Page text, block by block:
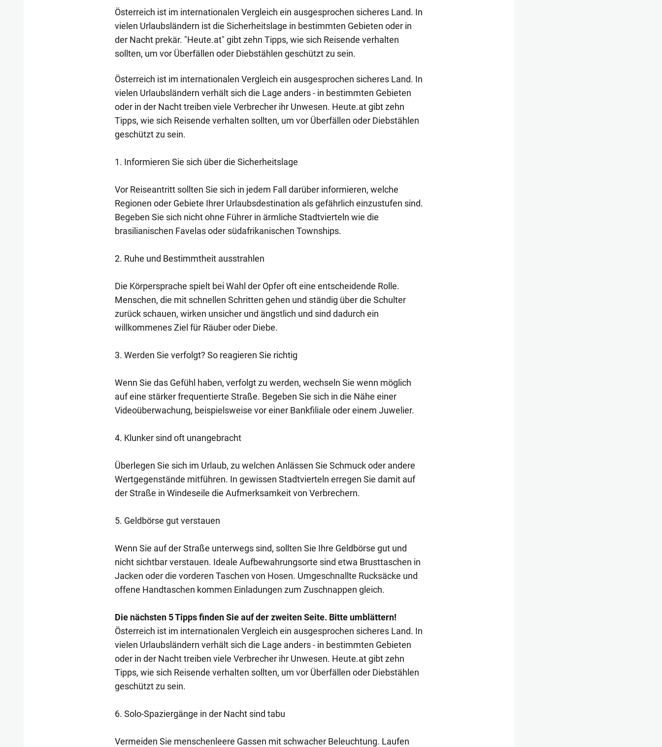
Österreich ist im internationalen Vergleich ein ausgesprochen sicheres Land. In
vielen Urlaubsländern ist die Sicherheitslage in bestimmten Gebieten oder in
der Nacht prekär. "Heute.at" gibt zehn Tipps, wie sich Reisende verhalten
sollten, um vor Überfällen oder Diebstählen geschützt zu sein.
Österreich ist im internationalen Vergleich ein ausgesprochen sicheres Land. In
vielen Urlaubsländern verhält sich die Lage anders - in bestimmten Gebieten
oder in der Nacht treiben viele Verbrecher ihr Unwesen. Heute.at gibt zehn
Tipps, wie sich Reisende verhalten sollten, um vor Überfällen oder Diebstählen
geschützt zu sein.
1. Informieren Sie sich über die Sicherheitslage
Vor Reiseantritt sollten Sie sich in jedem Fall darüber informieren, welche
Regionen oder Gebiete Ihrer Urlaubsdestination als gefährlich einzustufen sind.
Begeben Sie sich nicht ohne Führer in ärmliche Stadtvierteln wie die
brasilianischen Favelas oder südafrikanischen Townships.
2. Ruhe und Bestimmtheit ausstrahlen
Die Körpersprache spielt bei Wahl der Opfer oft eine entscheidende Rolle.
Menschen, die mit schnellen Schritten gehen und ständig über die Schulter
zurück schauen, wirken unsicher und ängstlich und sind dadurch ein
willkommenes Ziel für Räuber oder Diebe.
3. Werden Sie verfolgt? So reagieren Sie richtig
Wenn Sie das Gefühl haben, verfolgt zu werden, wechseln Sie wenn möglich
auf eine stärker frequentierte Straße. Begeben Sie sich in die Nähe einer
Videoüberwachung, beispielsweise vor einer Bankfiliale oder einem Juwelier.
4. Klunker sind oft unangebracht
Überlegen Sie sich im Urlaub, zu welchen Anlässen Sie Schmuck oder andere
Wertgegenstände mitführen. In gewissen Stadtvierteln erregen Sie damit auf
der Straße in Windeseile die Aufmerksamkeit von Verbrechern.
5. Geldbörse gut verstauen
Wenn Sie auf der Straße unterwegs sind, sollten Sie Ihre Geldbörse gut und
nicht sichtbar verstauen. Ideale Aufbewahrungsorte sind etwa Brusttaschen in
Jacken oder die vorderen Taschen von Hosen. Umgeschnallte Rucksäcke und
offene Handtaschen kommen Einladungen zum Zuschnappen gleich.
Die nächsten 5 Tipps finden Sie auf der zweiten Seite. Bitte umblättern!
Österreich ist im internationalen Vergleich ein ausgesprochen sicheres Land. In
vielen Urlaubsländern verhält sich die Lage anders - in bestimmten Gebieten
oder in der Nacht treiben viele Verbrecher ihr Unwesen. Heute.at gibt zehn
Tipps, wie sich Reisende verhalten sollten, um vor Überfällen oder Diebstählen
geschützt zu sein.
6. Solo-Spaziergänge in der Nacht sind tabu
Vermeiden Sie menschenleere Gassen mit schwacher Beleuchtung. Laufen